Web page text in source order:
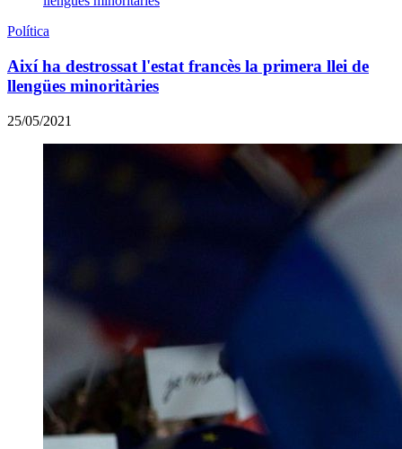
Política
Així ha destrossat l'estat francès la primera llei de
llengües minoritàries
25/05/2021